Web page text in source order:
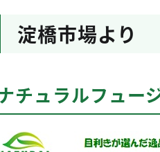
淀橋市場より
チュラルフュー